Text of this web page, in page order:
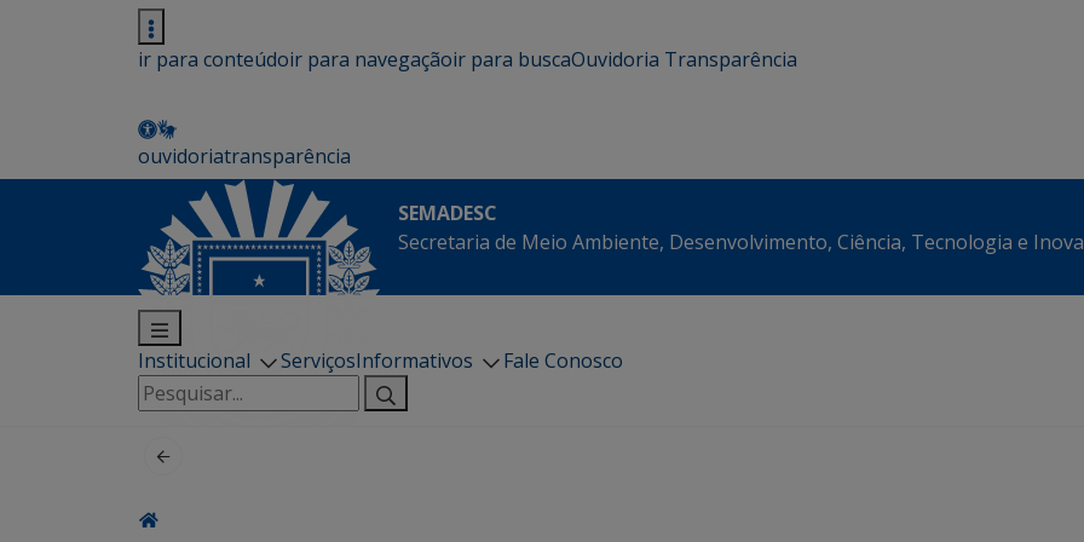
ir para conteúdoir para navegaçãoir para buscaOuvidoria Transparência
ouvidoriatransparência
SEMADESC
Secretaria de Meio Ambiente, Desenvolvimento, Ciência, Tecnologia e
Institucional ServiçosInformativos
Fale Conosco
Pesquisar
por: